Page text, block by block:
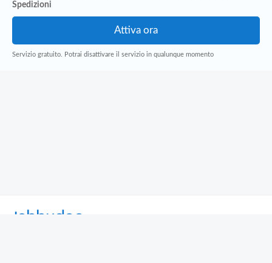
Spedizioni
Servizio gratuito. Potrai disattivare il servizio in qualunque momento
Jobbydoo